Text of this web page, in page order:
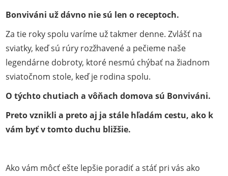
Bonviváni už dávno nie sú len o receptoch.
Za tie roky spolu varíme už takmer denne. Zvlášť na
sviatky, keď sú rúry rozžhavené a pečieme naše
legendárne dobroty, ktoré nesmú chýbať na žiadnom
sviatočnom stole, keď je rodina spolu.
O týchto chutiach a vôňach domova sú Bonviváni.
Preto vznikli a preto aj ja stále hľadám cestu, ako k
vám byť v tomto duchu bližšie.
Ako vám môcť ešte lepšie poradiť a stáť pri vás ako